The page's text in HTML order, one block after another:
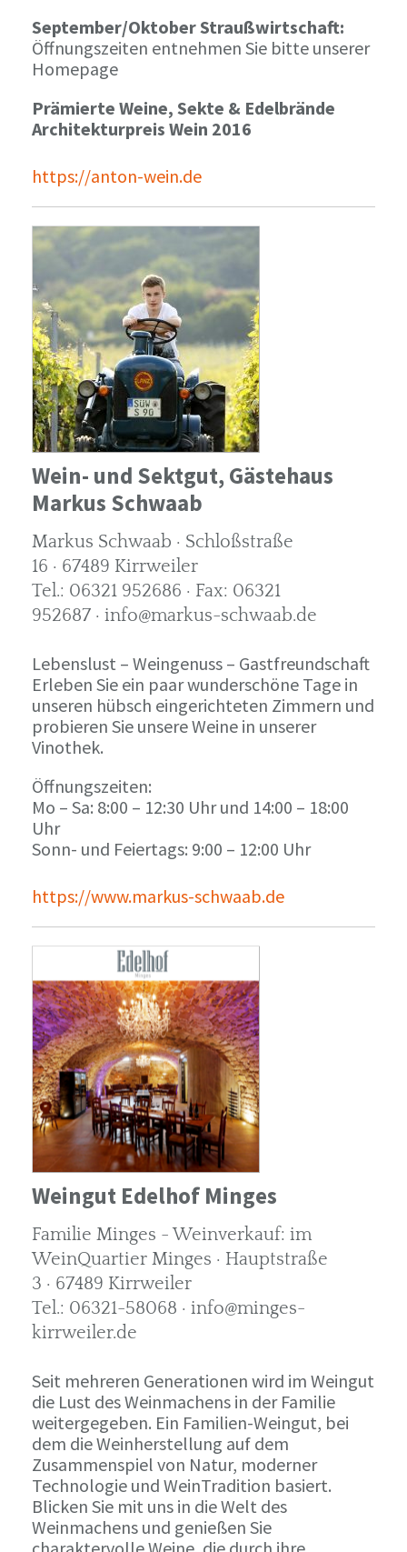
September/Oktober Straußwirtschaft:
Öffnungszeiten entnehmen Sie bitte unserer
Homepage
Prämierte Weine, Sekte & Edelbrände
Architekturpreis Wein 2016
https://anton-wein.de
Wein- und Sektgut, Gästehaus
Markus Schwaab
Markus Schwaab · Schloßstraße
16 · 67489 Kirrweiler
Tel.: 06321 952686 · Fax: 06321
952687 · info@markus-schwaab.de
Lebenslust – Weingenuss – Gastfreundschaft
Erleben Sie ein paar wunderschöne Tage in
unseren hübsch eingerichteten Zimmern und
probieren Sie unsere Weine in unserer
Vinothek.
Öffnungszeiten:
Mo – Sa: 8:00 – 12:30 Uhr und 14:00 – 18:00
Uhr
Sonn- und Feiertags: 9:00 – 12:00 Uhr
https://www.markus-schwaab.de
Weingut Edelhof Minges
Familie Minges - Weinverkauf: im
WeinQuartier Minges · Hauptstraße
3 · 67489 Kirrweiler
Tel.: 06321-58068 · info@minges-
kirrweiler.de
Seit mehreren Generationen wird im Weingut
die Lust des Weinmachens in der Familie
weitergegeben. Ein Familien-Weingut, bei
dem die Weinherstellung auf dem
Zusammenspiel von Natur, moderner
Technologie und WeinTradition basiert.
Blicken Sie mit uns in die Welt des
Weinmachens und genießen Sie